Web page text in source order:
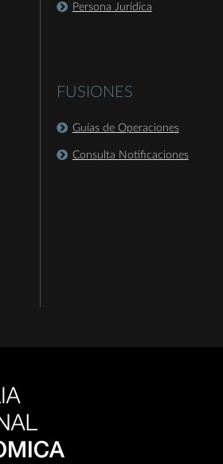
Persona Jurídica
FUSIONES
Guías de Operaciones
Consulta Notificaciones